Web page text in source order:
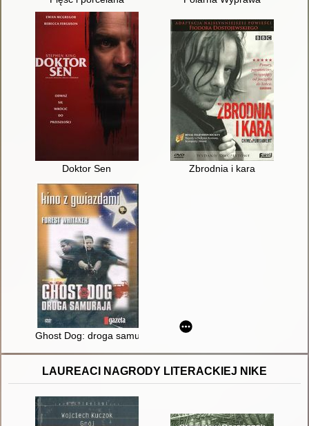
Doktor Sen Zbrodnia i kara
Ghost Dog: droga samuraja
LAUREACI NAGRODY LITERACKIEJ NIKE